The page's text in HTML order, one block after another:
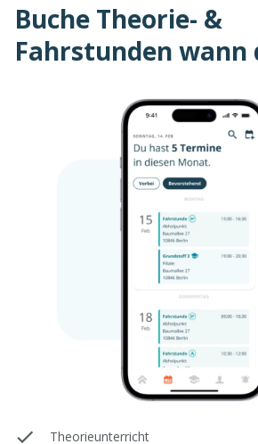
Buche Theorie- &
Fahrstunden wann
Theorieunterricht